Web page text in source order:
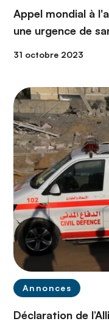
Appel mondial à
une urgence de
31 octobre 2023
Annonces
Déclaration de